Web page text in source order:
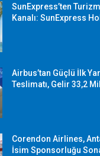
SunExpress’ten
Kanalı: SunExpress
Airbus’tan Güçlü İlk
Teslimatı, Gelir 33,2
Corendon Airlines,
İsim Sponsorluğu